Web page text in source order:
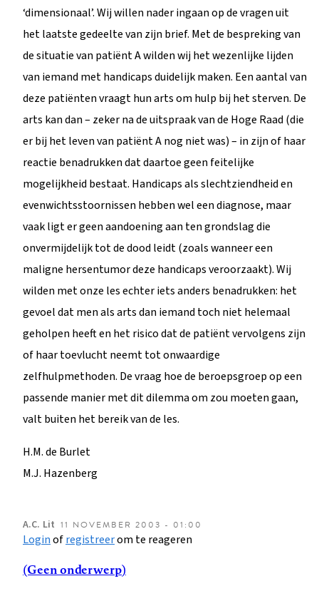
‘dimensionaal’. Wij willen nader ingaan op de vragen uit
het laatste gedeelte van zijn brief. Met de bespreking van
de situatie van patiënt A wilden wij het wezenlijke lijden
van iemand met handicaps duidelijk maken. Een aantal van
deze patiënten vraagt hun arts om hulp bij het sterven. De
arts kan dan – zeker na de uitspraak van de Hoge Raad (die
er bij het leven van patiënt A nog niet was) – in zijn of haar
reactie benadrukken dat daartoe geen feitelijke
mogelijkheid bestaat. Handicaps als slechtziendheid en
evenwichtsstoornissen hebben wel een diagnose, maar
vaak ligt er geen aandoening aan ten grondslag die
onvermijdelijk tot de dood leidt (zoals wanneer een
maligne hersentumor deze handicaps veroorzaakt). Wij
wilden met onze les echter iets anders benadrukken: het
gevoel dat men als arts dan iemand toch niet helemaal
geholpen heeft en het risico dat de patiënt vervolgens zijn
of haar toevlucht neemt tot onwaardige
zelfhulpmethoden. De vraag hoe de beroepsgroep op een
passende manier met dit dilemma om zou moeten gaan,
valt buiten het bereik van de les.
H.M. de Burlet
M.J. Hazenberg
A.C. Lit 11 NOVEMBER 2003 - 01:00
Loginofregistreerom te reageren
(Geen onderwerp)